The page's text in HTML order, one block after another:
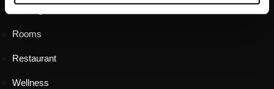
Rooms
Restaurant
Wellness